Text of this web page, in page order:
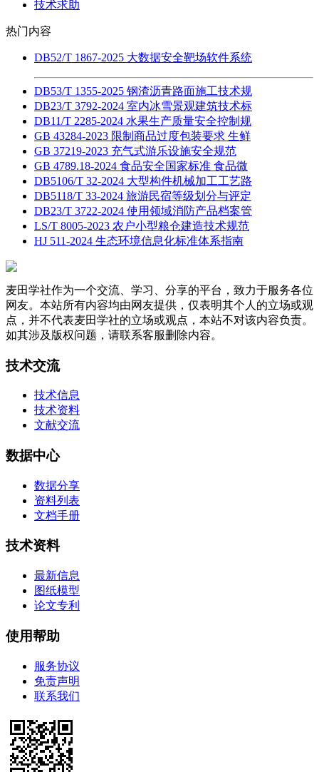
技术求助
热门内容
DB52/T 1867-2025 大数据安全靶场软件系统
DB53/T 1355-2025 钢渣沥青路面施工技术规
DB23/T 3792-2024 室内冰雪景观建筑技术标
DB11/T 2285-2024 水果生产质量安全控制规
GB 43284-2023 限制商品过度包装要求 生鲜
GB 37219-2023 充气式游乐设施安全规范
GB 4789.18-2024 食品安全国家标准 食品微
DB5106/T 32-2024 大型构件机械加工工艺路
DB5118/T 33-2024 旅游民宿等级划分与评定
DB23/T 3722-2024 使用领域消防产品档案管
LS/T 8005-2023 农户小型粮仓建造技术规范
HJ 511-2024 生态环境信息化标准体系指南
麦田学社作为一个交流、学习、分享的平台，致力于服务各位
网友。本站所有内容均由网友提供，仅表明其个人的立场或观
点，并不代表麦田学社的立场或观点，本站不对该内容负责。
如其涉及版权问题，请联系客服删除内容。
技术交流
技术信息
技术资料
文献交流
数据中心
数据分享
资料列表
文档手册
技术资料
最新信息
图纸模型
论文专利
使用帮助
服务协议
免责声明
联系我们